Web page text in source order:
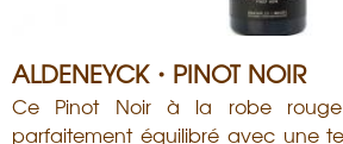
ALDENEYCK・PINOT NOIR
Ce Pinot Noir à la robe
parfaitement équilibré avec une